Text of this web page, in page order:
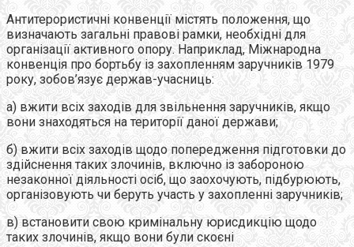
Антитерористичні конвенції містять положення, що
визначають загальні правові рамки, необхідні для
організації активного опору. Наприклад, Міжнародна
конвенція про бортьбу із захопленням заручників 1979
року, зобов’язує держав-учасниць:
а) вжити всіх заходів для звільнення заручників, якщо
вони знаходяться на території даної держави;
б) вжити всіх заходів щодо попередження підготовки до
здійснення таких злочинів, включно із забороною
незаконної діяльності осіб, що заохочують, підбурюють,
організовують чи беруть участь у захопленні заручників;
в) встановити свою кримінальну юрисдикцію щодо
таких злочинів, якщо вони були скоєні